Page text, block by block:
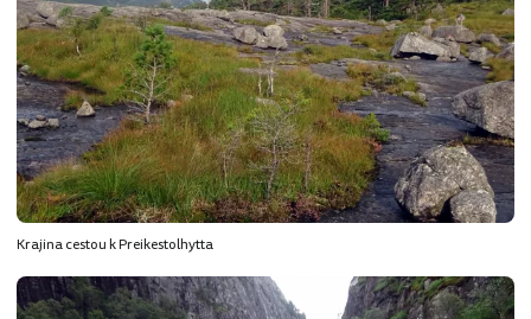
Krajina cestou k Preikestolhytta